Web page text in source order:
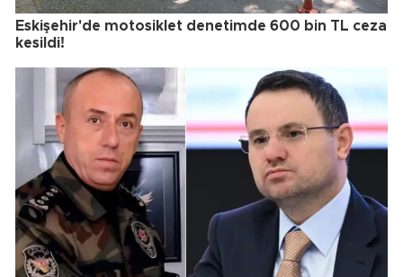
Eskişehir'de motosiklet denetimde 600 bin TL ceza
kesildi!